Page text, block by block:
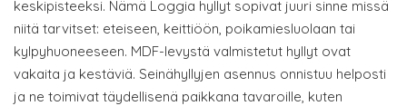
keskipisteeksi. Nämä Loggia hyllyt sopivat juuri sinne missä
niitä tarvitset: eteiseen, keittiöön, poikamiesluolaan tai
kylpyhuoneeseen. MDF-levystä valmistetut hyllyt ovat
vakaita ja kestäviä. Seinähyllyjen asennus onnistuu helposti
ja ne toimivat täydellisenä paikkana tavaroille, kuten